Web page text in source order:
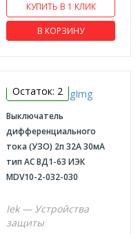
КУПИТЬ В 1 КЛИК
В КОРЗИНУ
Остаток: 2
Выключатель
дифференциального
тока (УЗО) 2п 32А 30мА
тип AC ВД1-63 ИЭК
MDV10-2-032-030
Iek — Устройства
защиты